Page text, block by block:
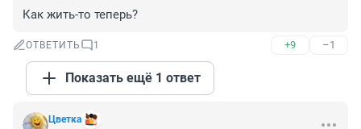
Как жить-то теперь?
ОТВЕТИТЬ 1 +9 –1
Показать ещё 1 ответ
Цветка